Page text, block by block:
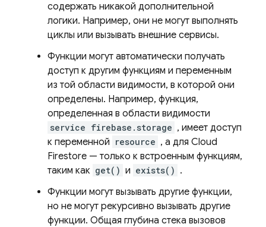
содержать никакой дополнительной
логики. Например, они не могут выполнять
циклы или вызывать внешние сервисы.
Функции могут автоматически получать
доступ к другим функциям и переменным
из той области видимости, в которой они
определены. Например, функция,
определенная в области видимости
service firebase.storage , имеет доступ
к переменной resource , а для Cloud
Firestore — только к встроенным функциям,
таким как get() и exists() .
Функции могут вызывать другие функции,
но не могут рекурсивно вызывать другие
функции. Общая глубина стека вызовов